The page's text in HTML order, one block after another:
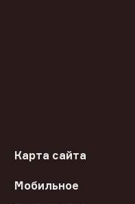
Карта сайта
Мобильное